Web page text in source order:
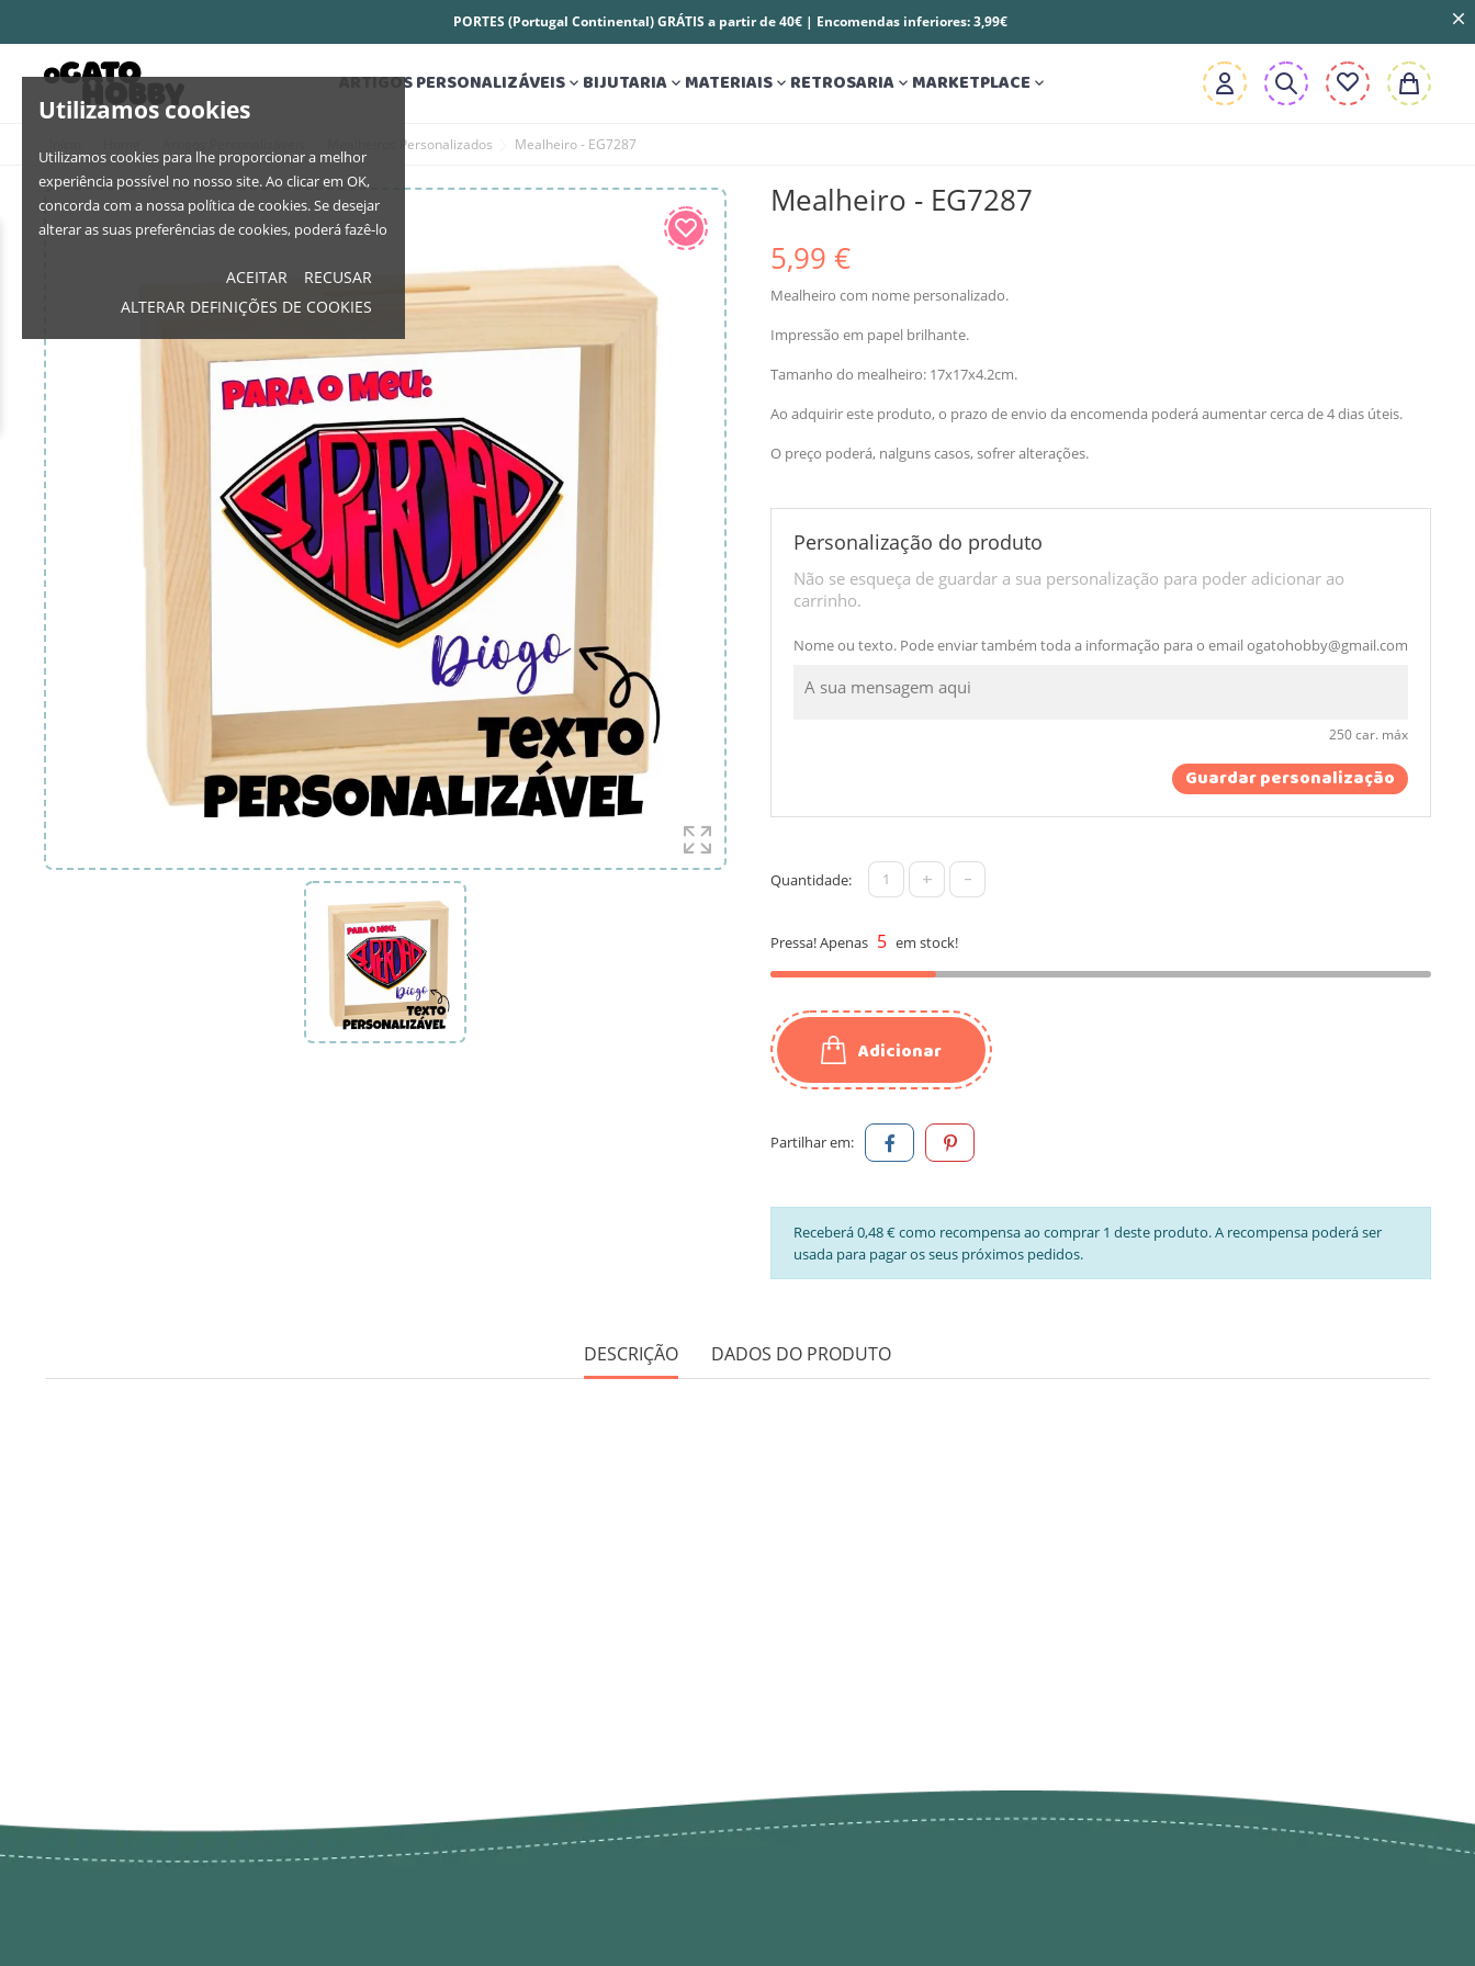
Utilizamos cookies
Utilizamos cookies para lhe proporcionar a melhor
experiência possível no nosso site. Ao clicar em OK,
concorda com a nossa política de cookies. Se desejar
alterar as suas preferências de cookies, poderá fazê-lo
ACEITAR
RECUSAR
ALTERAR DEFINIÇÕES DE COOKIES
PORTES (Portugal Continental) GRÁTIS a partir de 40€ | Encomendas inferiores: 3,99€
ARTIGOS PERSONALIZÁVEIS BIJUTARIA MATERIAIS RETROSARIA MARKETPLACE 
Mealheiros Personalizados Mealheiro - EG7287
Mealheiro - EG7287
5,99 €
Mealheiro com nome personalizado.
Impressão em papel brilhante.
Tamanho do mealheiro: 17x17x4.2cm.
Ao adquirir este produto, o prazo de envio da encomenda poderá aumentar cerca de 4 dias úteis.
O preço poderá, nalguns casos, sofrer alterações.
Personalização do produto
Não se esqueça de guardar a sua personalização para poder adicionar ao
carrinho.
Nome ou texto. Pode enviar também toda a informação para o email ogatohobby@gmail.com
250 car. máx
Guardar personalização
Quantidade: + -
Pressa! Apenas 5 em stock!
Adicionar
Partilhar em:
Receberá 0,48 € como recompensa ao comprar 1 deste produto. A recompensa poderá ser
usada para pagar os seus próximos pedidos.
DESCRIÇÃO DADOS DO PRODUTO